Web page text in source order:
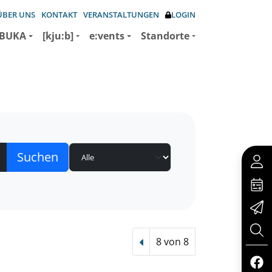
UNS KONTAKT VERANSTALTUNGEN LOGIN
[kju:b] e:vents Standorte
Vorheriger Treffer
8 von 8